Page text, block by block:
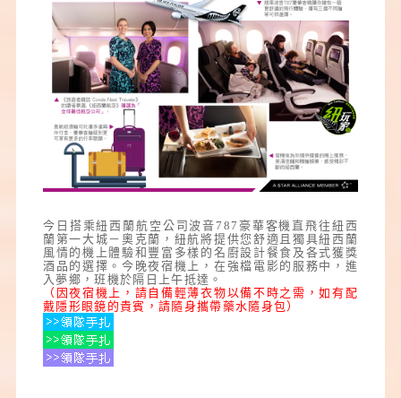
今日搭乘紐西蘭航空公司波音787豪華客機直飛往紐西
蘭第一大城－奧克蘭，紐航將提供您舒適且獨具紐西蘭
風情的機上體驗和豐富多樣的名廚設計餐食及各式獲獎
酒品的選擇。今晚夜宿機上，在強檔電影的服務中，進
入夢鄉，班機於隔日上午抵達。
（因夜宿機上，請自備輕薄衣物以備不時之需，如有配
戴隱形眼鏡的貴賓，請隨身攜帶藥水隨身包）